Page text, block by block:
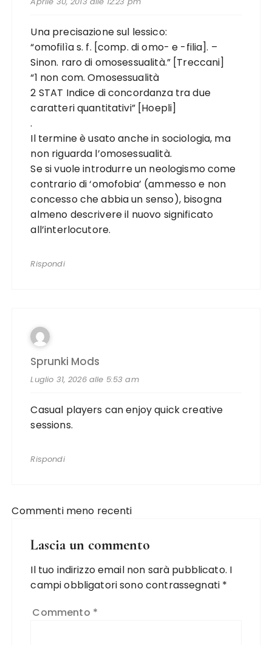
Una precisazione sul lessico:
“omofilìa s. f. [comp. di omo- e -filia]. –
Sinon. raro di omosessualità.” [Treccani]
“1 non com. Omosessualità
2 STAT Indice di concordanza tra due
caratteri quantitativi” [Hoepli]
.
Il termine è usato anche in sociologia, ma
non riguarda l’omosessualità.
Se si vuole introdurre un neologismo come
contrario di ‘omofobia’ (ammesso e non
concesso che abbia un senso), bisogna
almeno descrivere il nuovo significato
all’interlocutore.
Rispondi
Sprunki Mods
Luglio 31, 2026 alle 5:53 am
Casual players can enjoy quick creative
sessions.
Rispondi
Commenti meno recenti
Lascia un commento
Il tuo indirizzo email non sarà pubblicato. I
campi obbligatori sono contrassegnati *
Commento *